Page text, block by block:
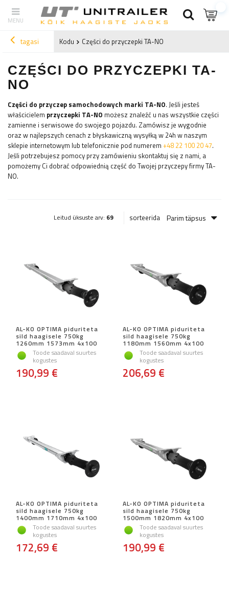
tagasi Kodu Części do przyczepki TA-NO
CZĘŚCI DO PRZYCZEPKI TA-
NO
Części do przyczep samochodowych marki TA-NO. Jeśli jesteś
właścicielem przyczepki TA-NO możesz znaleźć u nas wszystkie części
zamienne i serwisowe do swojego pojazdu. Zamówisz je wygodnie
oraz w najlepszych cenach z błyskawiczną wysyłką w 24h w naszym
sklepie internetowym lub telefonicznie pod numerem +48 22 100 20 47.
Jeśli potrzebujesz pomocy przy zamówieniu skontaktuj się z nami, a
pomożemy Ci dobrać odpowiednią część do Twojej przyczepy firmyTA-
NO.
Leitud üksuste arv: 69 sorteerida Parim täpsus
AL-KO OPTIMA piduriteta
sild haagisele 750kg
1260mm 1573mm 4x100
Toode saadaval suurtes
kogustes
190,99 €
AL-KO OPTIMA piduriteta
sild haagisele 750kg
1180mm 1560mm 4x100
Toode saadaval suurtes
kogustes
206,69 €
AL-KO OPTIMA piduriteta
sild haagisele 750kg
1400mm 1710mm 4x100
Toode saadaval suurtes
kogustes
172,69 €
AL-KO OPTIMA piduriteta
sild haagisele 750kg
1500mm 1820mm 4x100
Toode saadaval suurtes
kogustes
190,99 €